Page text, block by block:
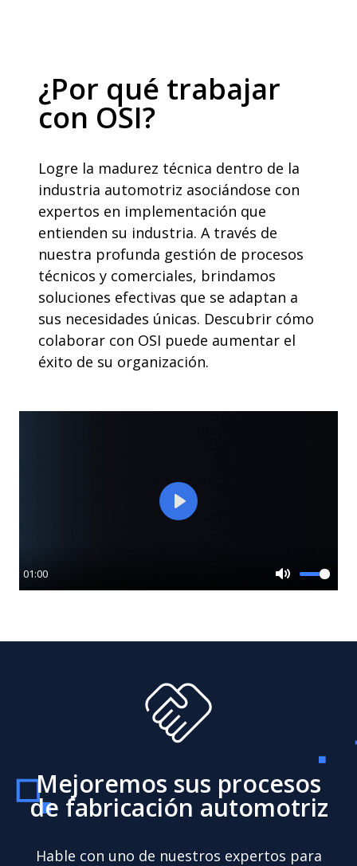
¿Por qué trabajar
con OSI?
Logre la madurez técnica dentro de la
industria automotriz asociándose con
expertos en implementación que
entienden su industria. A través de
nuestra profunda gestión de procesos
técnicos y comerciales, brindamos
soluciones efectivas que se adaptan a
sus necesidades únicas. Descubrir cómo
colaborar con OSI puede aumentar el
éxito de su organización.
01:00
Mute
Play
Mejoremos sus procesos
de fabricación automotriz
Hable con uno de nuestros expertos para